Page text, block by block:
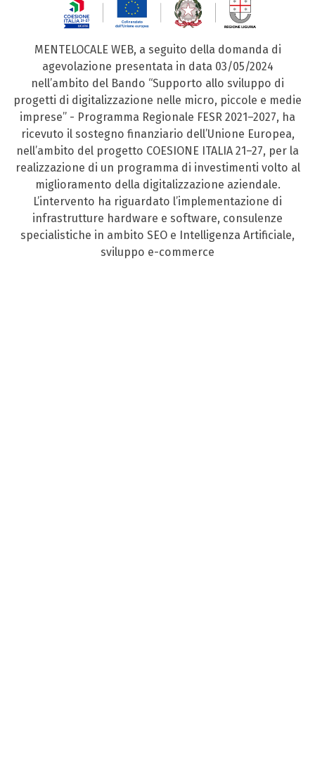
MENTELOCALE WEB, a seguito della domanda di
agevolazione presentata in data 03/05/2024
nell’ambito del Bando “Supporto allo sviluppo di
progetti di digitalizzazione nelle micro, piccole e medie
imprese” - Programma Regionale FESR 2021–2027, ha
ricevuto il sostegno finanziario dell’Unione Europea,
nell’ambito del progetto COESIONE ITALIA 21–27, per la
realizzazione di un programma di investimenti volto al
miglioramento della digitalizzazione aziendale.
L’intervento ha riguardato l’implementazione di
infrastrutture hardware e software, consulenze
specialistiche in ambito SEO e Intelligenza Artificiale,
sviluppo e-commerce